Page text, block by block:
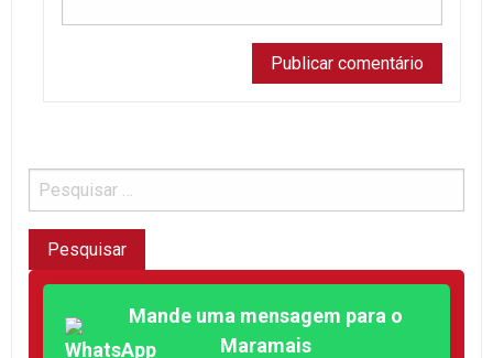
Mande uma mensagem para o
Maramais